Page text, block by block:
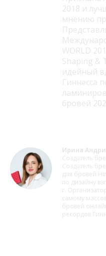
2018 и
мнению
WORLD
Shaping &
идейный
Гиннесса
бровей
Ирина
Создатель
Создатель
для бровей
по дизайну
г.
самому
бровей
рекордов